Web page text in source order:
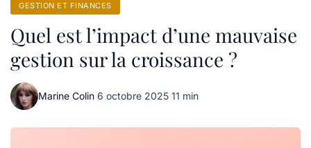
GESTION ET FINANCES
Quel est l’impact d’une mauvaise
gestion sur la croissance ?
Marine Colin·6 octobre 2025·11 min